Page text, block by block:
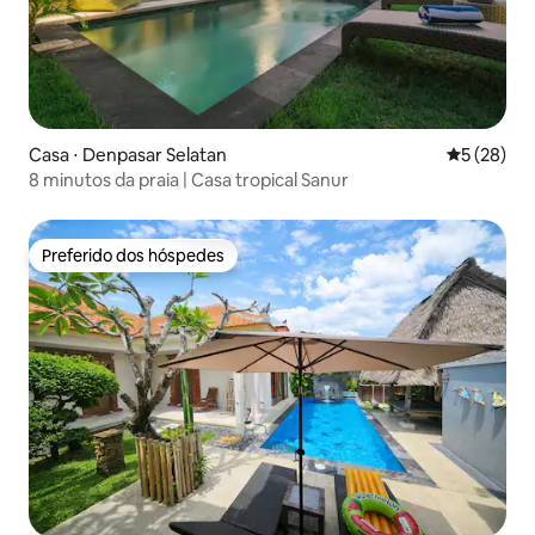
Casa ⋅ Denpasar Selatan 5 de uma
5 (28)
8 minutos da praia | Casa tropical Sanur
Preferido dos hóspedes
Preferido dos hóspedes